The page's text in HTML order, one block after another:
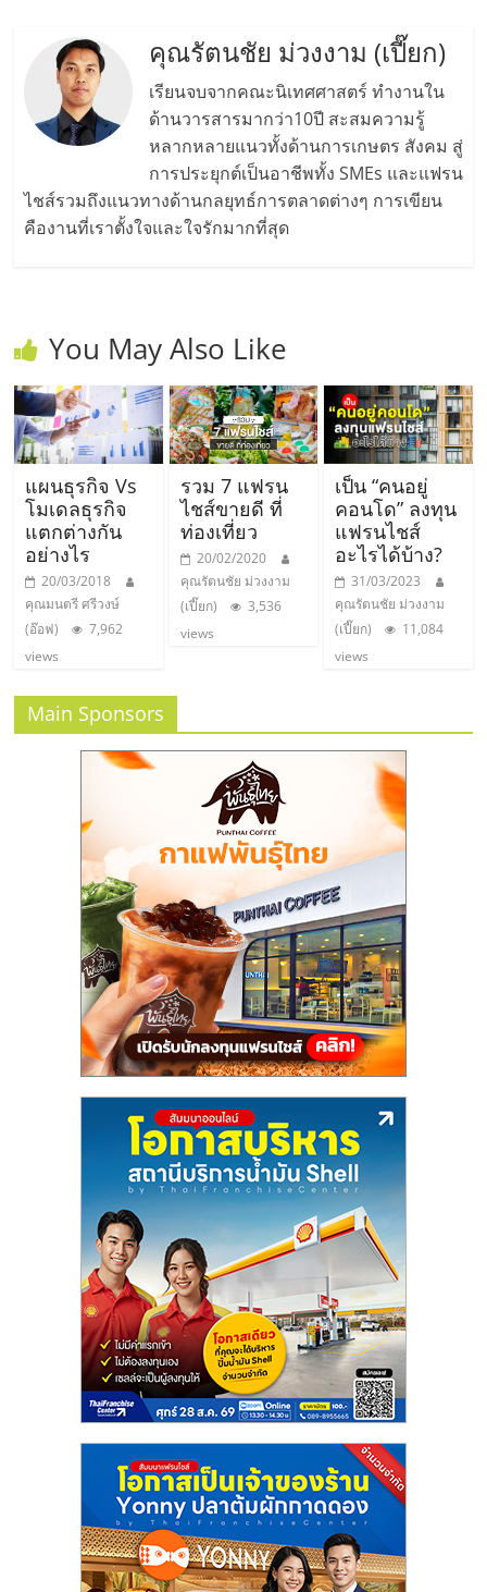
คุณรัตนชัย ม่วงงาม (เปี๊ยก)
เรียนจบจากคณะนิเทศศาสตร์ ทำงานใน
ด้านวารสารมากว่า10ปี สะสมความรู้
หลากหลายแนวทั้งด้านการเกษตร สังคม สู่
การประยุกต์เป็นอาชีพทั้ง SMEs และแฟรน
ไชส์รวมถึงแนวทางด้านกลยุทธ์การตลาดต่างๆ การเขียน
คืองานที่เราตั้งใจและใจรักมากที่สุด
You May Also Like
แผนธุรกิจ Vs
โมเดลธุรกิจ
แตกต่างกัน
อย่างไร
20/03/2018
คุณมนตรี ศรีวงษ์
(อ๊อฟ)
7,962
views
รวม 7 แฟรน
ไชส์ขายดี ที่
ท่องเที่ยว
20/02/2020
คุณรัตนชัย ม่วงงาม
(เปี๊ยก)
3,536
views
เป็น “คนอยู่
คอนโด” ลงทุน
แฟรนไชส์
อะไรได้บ้าง?
31/03/2023
คุณรัตนชัย ม่วงงาม
(เปี๊ยก)
11,084
views
Main Sponsors